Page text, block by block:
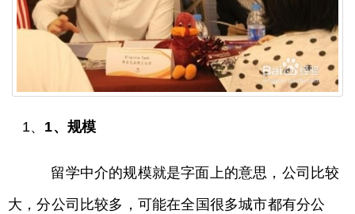
1、 1、规模
留学中介的规模就是字面上的意思，公司比较
大，分公司比较多，可能在全国很多城市都有分公